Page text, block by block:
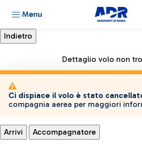
Menu
Dettaglio volo non
Ci dispiace il volo è stato
compagnia aerea per maggiori
Arrivi Accompagnatore